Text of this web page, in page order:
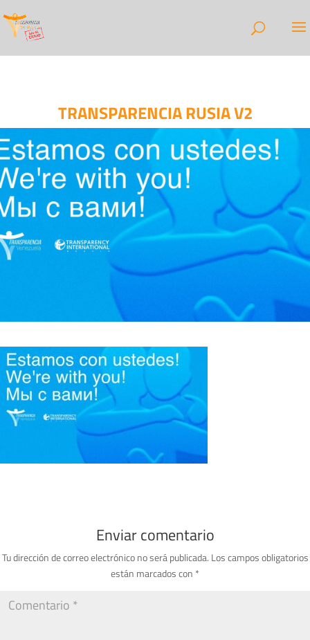
TRANSPARENCIA RUSIA V2
Enviar comentario
Tu dirección de correo electrónico no será publicada. Los campos obligatorios
están marcados con *